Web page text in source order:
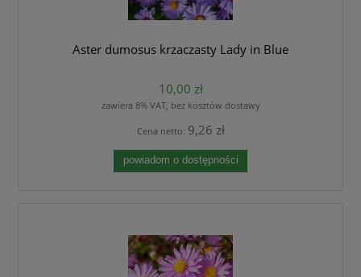
Aster dumosus krzaczasty Lady in Blue
10,00 zł
zawiera 8% VAT, bez kosztów dostawy
Cena netto: 9,26 zł
powiadom o dostępności